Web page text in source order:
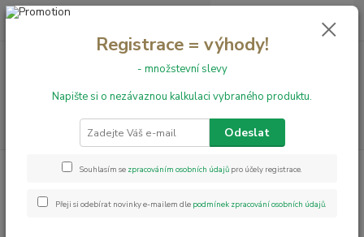
+420 731 199 591 0,00 Kč
Lepidla Lepidlo Ceresit K188 E, 13 kg
Lepidlo Ceresit K188 E, 13 kg
Registrace = výhody!
- množstevní slevy
Napište si o nezávaznou kalkulaci vybraného produktu.
Odeslat
Souhlasím se zpracováním osobních údajů pro účely registrace.
Přeji si odebírat novinky e-mailem dle podmínek zpracování osobních údajů.